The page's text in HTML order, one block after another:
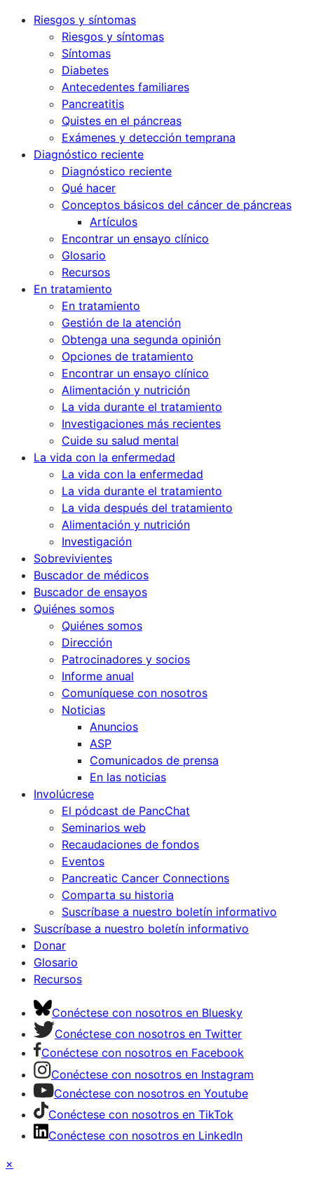
Riesgos y síntomas
Riesgos y síntomas
Síntomas
Diabetes
Antecedentes familiares
Pancreatitis
Quistes en el páncreas
Exámenes y detección temprana
Diagnóstico reciente
Diagnóstico reciente
Qué hacer
Conceptos básicos del cáncer de páncreas
Artículos
Encontrar un ensayo clínico
Glosario
Recursos
En tratamiento
En tratamiento
Gestión de la atención
Obtenga una segunda opinión
Opciones de tratamiento
Encontrar un ensayo clínico
Alimentación y nutrición
La vida durante el tratamiento
Investigaciones más recientes
Cuide su salud mental
La vida con la enfermedad
La vida con la enfermedad
La vida durante el tratamiento
La vida después del tratamiento
Alimentación y nutrición
Investigación
Sobrevivientes
Buscador de médicos
Buscador de ensayos
Quiénes somos
Quiénes somos
Dirección
Patrocinadores y socios
Informe anual
Comuníquese con nosotros
Noticias
Anuncios
ASP
Comunicados de prensa
En las noticias
Involúcrese
El pódcast de PancChat
Seminarios web
Recaudaciones de fondos
Eventos
Pancreatic Cancer Connections
Comparta su historia
Suscríbase a nuestro boletín informativo
Suscríbase a nuestro boletín informativo
Donar
Glosario
Recursos
Conéctese con nosotros en Bluesky
Conéctese con nosotros en Twitter
Conéctese con nosotros en Facebook
Conéctese con nosotros en Instagram
Conéctese con nosotros en Youtube
Conéctese con nosotros en TikTok
Conéctese con nosotros en LinkedIn
×